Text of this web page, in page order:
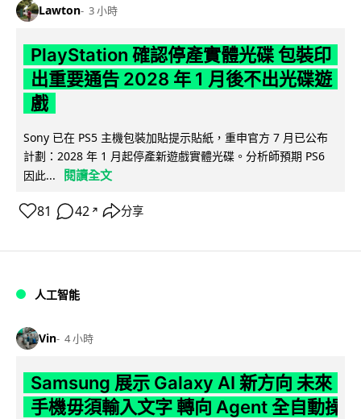
Lawton 3 小時
PlayStation 確認停產實體光碟 包裝印
出重要通告 2028 年 1 月後不出光碟遊
戲
Sony 已在 PS5 主機包裝加貼提示貼紙，重申官方 7 月已公布
計劃：2028 年 1 月起停產新遊戲實體光碟。分析師預期 PS6
因此...
閱讀全文
81 42 ↗ 分享
人工智能
Vin 4 小時
Samsung 展示 Galaxy AI 新方向 未來
手機毋須輸入文字 轉向 Agent 全自動操